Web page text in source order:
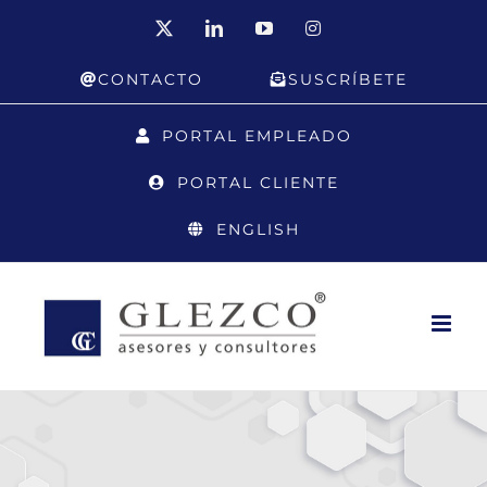
LinkedInYouTubeInstagram
CONTACTO SUSCRÍBETE
PORTAL EMPLEADO
PORTAL CLIENTE
ENGLISH